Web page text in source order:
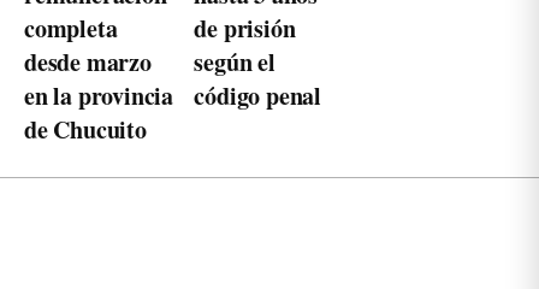
completa
desde marzo
en la provincia
de Chucuito
de prisión
según el
código penal